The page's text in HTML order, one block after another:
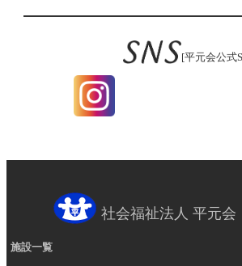
[平元会公式
社会福祉法人 平元会
施設一覧